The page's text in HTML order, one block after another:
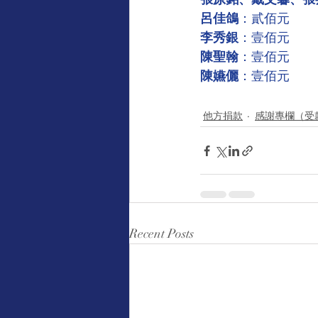
呂佳鴿 ：貳佰元
李秀銀 ：壹佰元
陳聖翰：壹佰元
陳嬿儷：壹佰元
他方捐款 感謝專欄（
Recent Posts